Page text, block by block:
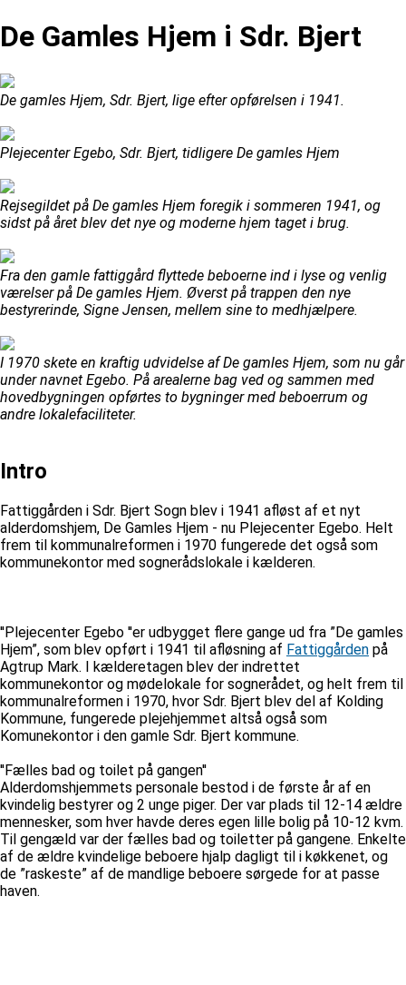
De Gamles Hjem i Sdr. Bjert
De gamles Hjem, Sdr. Bjert, lige efter opførelsen i 1941.
Plejecenter Egebo, Sdr. Bjert, tidligere De gamles Hjem
Rejsegildet på De gamles Hjem foregik i sommeren 1941, og
sidst på året blev det nye og moderne hjem taget i brug.
Fra den gamle fattiggård flyttede beboerne ind i lyse og venlig
værelser på De gamles Hjem. Øverst på trappen den nye
bestyrerinde, Signe Jensen, mellem sine to medhjælpere.
I 1970 skete en kraftig udvidelse af De gamles Hjem, som nu går
under navnet Egebo. På arealerne bag ved og sammen med
hovedbygningen opførtes to bygninger med beboerrum og
andre lokalefaciliteter.
Intro
Fattiggården i Sdr. Bjert Sogn blev i 1941 afløst af et nyt
alderdomshjem, De Gamles Hjem - nu Plejecenter Egebo. Helt
frem til kommunalreformen i 1970 fungerede det også som
kommunekontor med sognerådslokale i kælderen.
''Plejecenter Egebo ''er udbygget flere gange ud fra ”De gamles
Hjem”, som blev opført i 1941 til afløsning af Fattiggården på
Agtrup Mark. I kælderetagen blev der indrettet
kommunekontor og mødelokale for sognerådet, og helt frem til
kommunalreformen i 1970, hvor Sdr. Bjert blev del af Kolding
Kommune, fungerede plejehjemmet altså også som
Komunekontor i den gamle Sdr. Bjert kommune.
''Fælles bad og toilet på gangen''
Alderdomshjemmets personale bestod i de første år af en
kvindelig bestyrer og 2 unge piger. Der var plads til 12-14 ældre
mennesker, som hver havde deres egen lille bolig på 10-12 kvm.
Til gengæld var der fælles bad og toiletter på gangene. Enkelte
af de ældre kvindelige beboere hjalp dagligt til i køkkenet, og
de ”raskeste” af de mandlige beboere sørgede for at passe
haven.